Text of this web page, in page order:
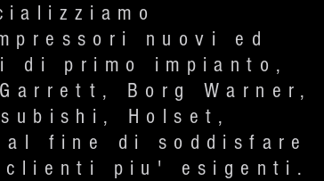
nuovi ed
di primo impianto,
Borg Warner,
Holset,
al fine di soddisfare
clienti piu' esigenti.